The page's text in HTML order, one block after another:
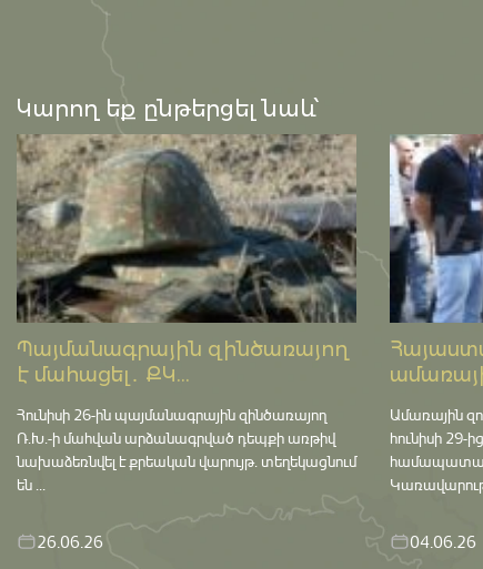
Կարող եք ընթերցել նաև՝
Պայմանագրային զինծառայող
է մահացել․ ՔԿ...
Հունիսի 26-ին պայմանագրային զինծառայող
Ռ.Խ.-ի մահվան արձանագրված դեպքի առթիվ
նախաձեռնվել է քրեական վարույթ․ տեղեկացնում
են ...
26.06.26
Ամառային
հունիսի 29-
04.06.26